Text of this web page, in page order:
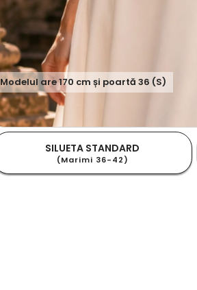
Modelul are170 cm și poartă36 (S)
SILUETA STANDARD
(Marimi 36-42)